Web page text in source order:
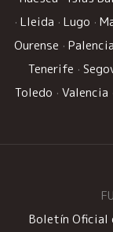
· Lleida · Lugo ·
Ourense · Palencia
Tenerife ·
Toledo · Valencia
Boletín Oficial